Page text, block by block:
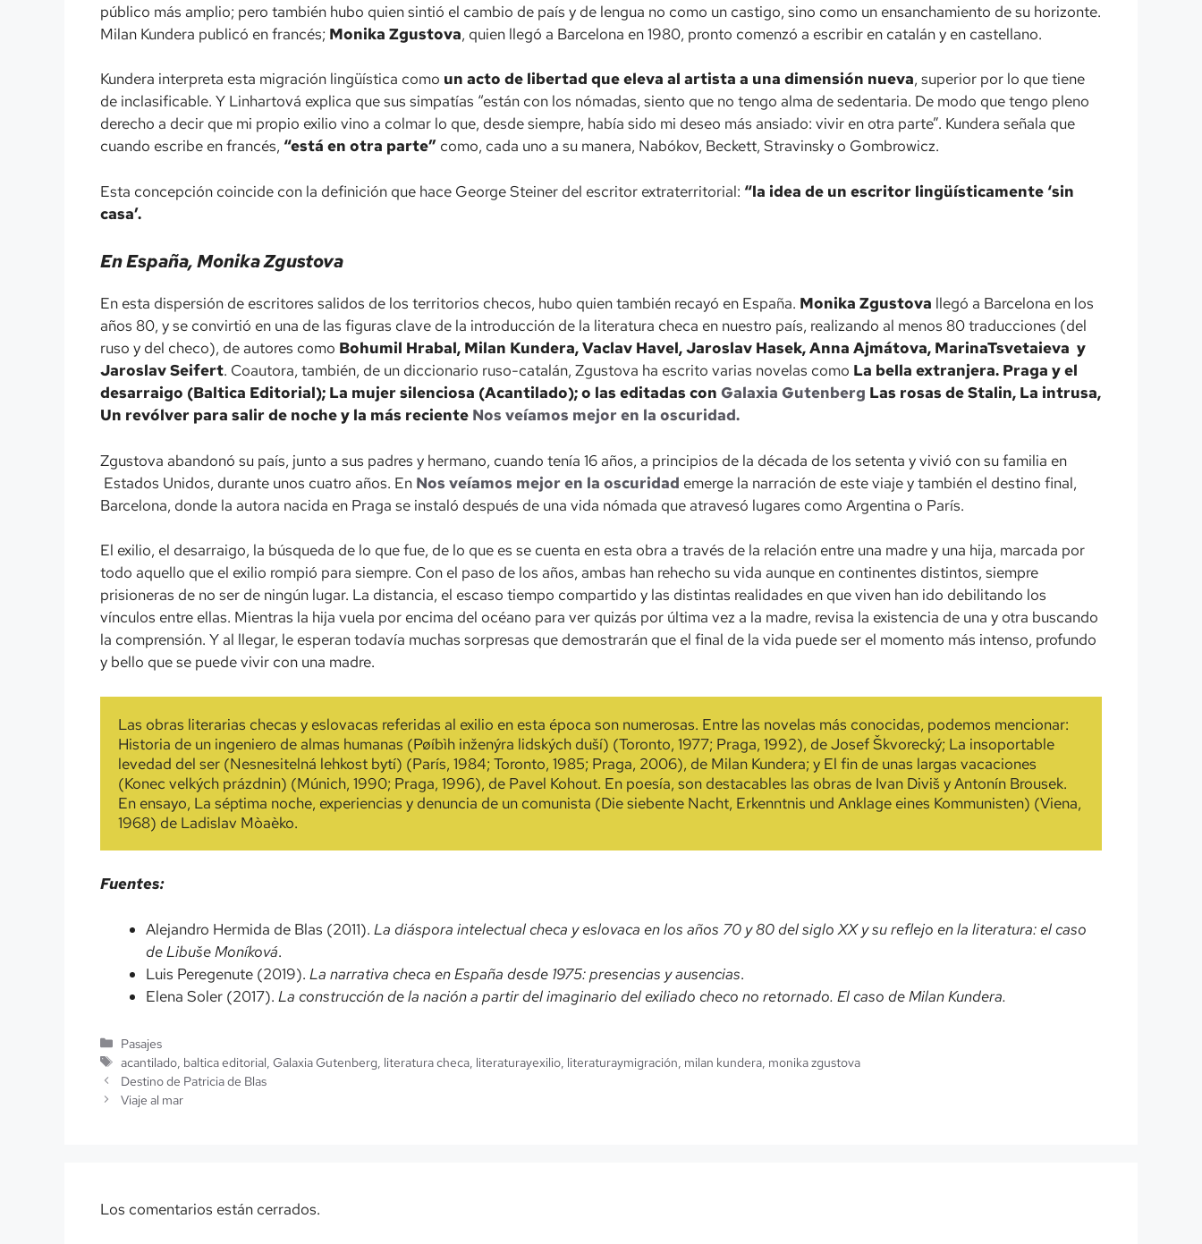
público más amplio; pero también hubo quien sintió el cambio de país y de lengua no como un castigo, sino como un ensanchamiento de su horizonte.
Milan Kundera publicó en francés; Monika Zgustova, quien llegó a Barcelona en 1980, pronto comenzó a escribir en catalán y en castellano.
Kundera interpreta esta migración lingüística como un acto de libertad que eleva al artista a una dimensión nueva, superior por lo que tiene
de inclasificable. Y Linhartová explica que sus simpatías “están con los nómadas, siento que no tengo alma de sedentaria. De modo que tengo pleno
derecho a decir que mi propio exilio vino a colmar lo que, desde siempre, había sido mi deseo más ansiado: vivir en otra parte”. Kundera señala que
cuando escribe en francés, “está en otra parte” como, cada uno a su manera, Nabókov, Beckett, Stravinsky o Gombrowicz.
Esta concepción coincide con la definición que hace George Steiner del escritor extraterritorial: “la idea de un escritor lingüísticamente ‘sin
casa’.
En España, Monika Zgustova
En esta dispersión de escritores salidos de los territorios checos, hubo quien también recayó en España. Monika Zgustova llegó a Barcelona en los
años 80, y se convirtió en una de las figuras clave de la introducción de la literatura checa en nuestro país, realizando al menos 80 traducciones (del
ruso y del checo), de autores como Bohumil Hrabal, Milan Kundera, Vaclav Havel, Jaroslav Hasek, Anna Ajmátova, MarinaTsvetaieva y
Jaroslav Seifert. Coautora, también, de un diccionario ruso-catalán, Zgustova ha escrito varias novelas como La bella extranjera. Praga y el
desarraigo (Baltica Editorial); La mujer silenciosa (Acantilado); o las editadas con Galaxia Gutenberg Las rosas de Stalin, La intrusa,
Un revólver para salir de noche y la más reciente Nos veíamos mejor en la oscuridad.
Zgustova abandonó su país, junto a sus padres y hermano, cuando tenía 16 años, a principios de la década de los setenta y vivió con su familia en
Estados Unidos, durante unos cuatro años. En Nos veíamos mejor en la oscuridad emerge la narración de este viaje y también el destino final,
Barcelona, donde la autora nacida en Praga se instaló después de una vida nómada que atravesó lugares como Argentina o París.
El exilio, el desarraigo, la búsqueda de lo que fue, de lo que es se cuenta en esta obra a través de la relación entre una madre y una hija, marcada por
todo aquello que el exilio rompió para siempre. Con el paso de los años, ambas han rehecho su vida aunque en continentes distintos, siempre
prisioneras de no ser de ningún lugar. La distancia, el escaso tiempo compartido y las distintas realidades en que viven han ido debilitando los
vínculos entre ellas. Mientras la hija vuela por encima del océano para ver quizás por última vez a la madre, revisa la existencia de una y otra buscando
la comprensión. Y al llegar, le esperan todavía muchas sorpresas que demostrarán que el final de la vida puede ser el momento más intenso, profundo
y bello que se puede vivir con una madre.
Las obras literarias checas y eslovacas referidas al exilio en esta época son numerosas. Entre las novelas más conocidas, podemos mencionar:
Historia de un ingeniero de almas humanas (Pøíbìh inženýra lidských duší) (Toronto, 1977; Praga, 1992), de Josef Škvorecký; La insoportable
levedad del ser (Nesnesitelná lehkost bytí) (París, 1984; Toronto, 1985; Praga, 2006), de Milan Kundera; y El fin de unas largas vacaciones
(Konec velkých prázdnin) (Múnich, 1990; Praga, 1996), de Pavel Kohout. En poesía, son destacables las obras de Ivan Diviš y Antonín Brousek.
En ensayo, La séptima noche, experiencias y denuncia de un comunista (Die siebente Nacht, Erkenntnis und Anklage eines Kommunisten) (Viena,
1968) de Ladislav Mòaèko.
Fuentes:
Alejandro Hermida de Blas (2011). La diáspora intelectual checa y eslovaca en los años 70 y 80 del siglo XX y su reflejo en la literatura: el caso
de Libuše Moníková.
Luis Peregenute (2019). La narrativa checa en España desde 1975: presencias y ausencias.
Elena Soler (2017). La construcción de la nación a partir del imaginario del exiliado checo no retornado. El caso de Milan Kundera.
Categorías
Pasajes
Etiquetas
acantilado baltica editorial ,Galaxia Gutenberg literatura checa literaturayexilio literaturaymigración milan kundera monika zgustova
Destino de Patricia de Blas
Viaje al mar
Los comentarios están cerrados.